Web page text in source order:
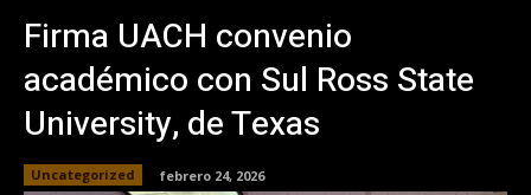
Firma UACH convenio
académico con Sul Ross State
University, de Texas
Uncategorized febrero 24, 2026